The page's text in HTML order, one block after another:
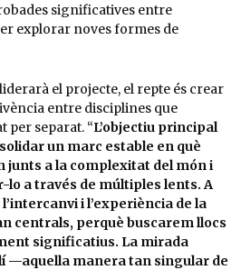
significatives entre
explorar noves formes de
el projecte, el repte és crear
entre disciplines que
per separat. “L’objectiu principal
un marc estable en què
junts a la complexitat del món i
lo a través de múltiples lents. A
i l’experiència de la
centrals, perquè buscarem llocs
significatius. La mirada
—aquella manera tan singular de